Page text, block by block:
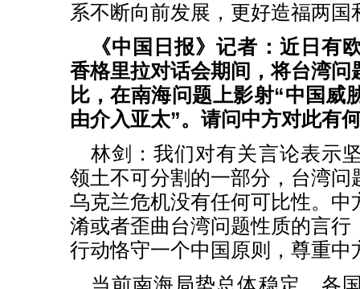
系不断向前发展，更好造福两国
《中国日报》记者：近日有
香格里拉对话会期间，将台湾问
比，在南海问题上影射“中国威
由介入亚太”。请问中方对此有
林剑：我们对有关言论表示
领土不可分割的一部分，台湾问
乌克兰危机没有任何可比性。中
淆或者歪曲台湾问题性质的言行
行动恪守一个中国原则，尊重中
当前南海局势总体稳定，各